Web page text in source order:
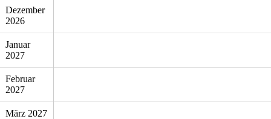
Dezember
2026
Januar
2027
Februar
2027
März 2027